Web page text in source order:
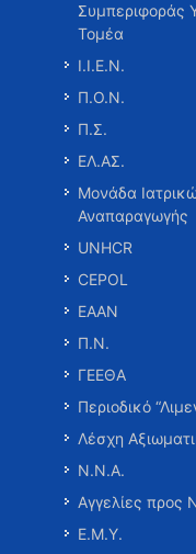
Συμπεριφοράς
Τομέα
Ι.Ι.Ε.Ν.
Π.Ο.Ν.
Π.Σ.
ΕΛ.ΑΣ.
Μονάδα
Αναπαραγωγής
UNHCR
CEPOL
ΕΑΑΝ
Π.Ν.
ΓΕΕΘΑ
Περιοδικό
Λέσχη
Ν.Ν.Α.
Αγγελίες προς
Ε.Μ.Υ.